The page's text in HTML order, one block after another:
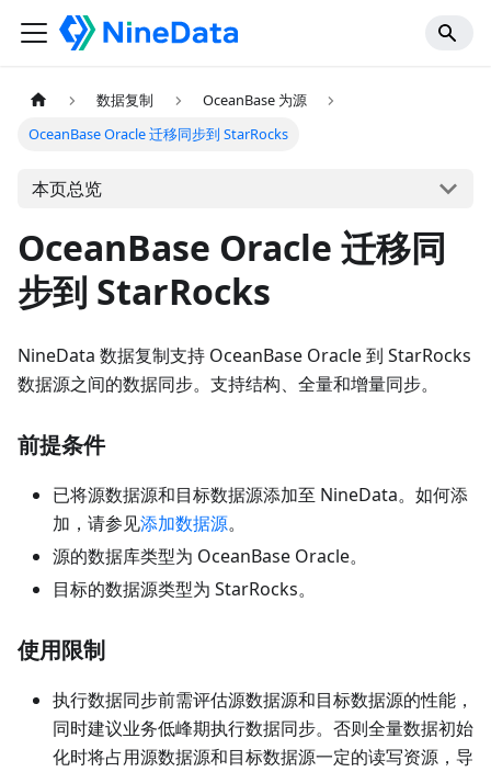
数据复制
OceanBase 为源
OceanBase Oracle 迁移同步到 StarRocks
本页总览
OceanBase Oracle 迁移同
步到 StarRocks
NineData 数据复制支持 OceanBase Oracle 到 StarRocks
数据源之间的数据同步。支持结构、全量和增量同步。
前提条件
已将源数据源和目标数据源添加至 NineData。如何添
加，请参见添加数据源。
源的数据库类型为 OceanBase Oracle。
目标的数据源类型为 StarRocks。
使用限制
执行数据同步前需评估源数据源和目标数据源的性能，
同时建议业务低峰期执行数据同步。否则全量数据初始
化时将占用源数据源和目标数据源一定的读写资源，导